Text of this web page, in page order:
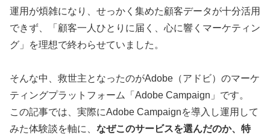
運用が煩雑になり、せっかく集めた顧客データが十分活用
できず、「顧客一人ひとりに届く、心に響くマーケティン
グ」を理想で終わらせていました。
そんな中、救世主となったのがAdobe（アドビ）のマーケ
ティングプラットフォーム「Adobe Campaign」です。
この記事では、実際にAdobe Campaignを導入し運用して
みた体験談を軸に、 なぜこのサービスを選んだのか、特